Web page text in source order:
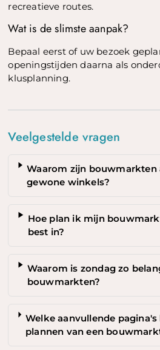
recreatieve routes.
Wat is de slimste aanpak?
Bepaal eerst of uw bezoek
openingstijden daarna als
klusplanning.
Veelgestelde vragen
Waarom zijn bouwmarkten
gewone winkels?
Hoe plan ik mijn
best in?
Waarom is zondag zo
bouwmarkten?
Welke aanvullende
plannen van een